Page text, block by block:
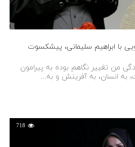
با ابراهیم سلیمانی، پیشکسوت
من تغییر نگاهم بوده به پیرامون
به انسان، به آفرینش و به...
718